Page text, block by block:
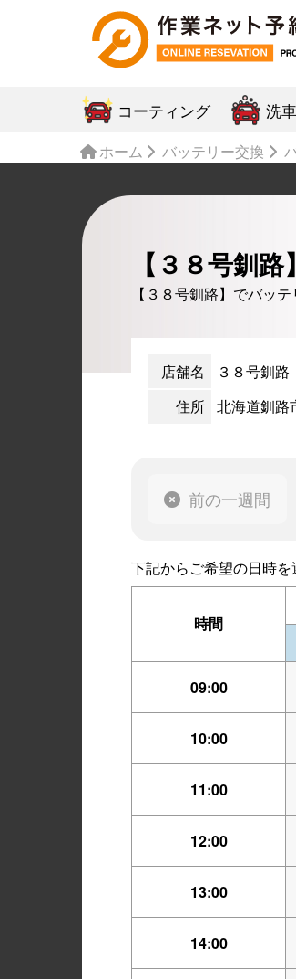
コーティング 洗車
ホーム バッテリー交換
【３８号釧
【３８号釧路】でバッ
店舗名
３８号釧路
住所 北海道釧路
前の一週間
下記からご希望の日時を
時間
09:00
10:00
11:00
12:00
13:00
14:00